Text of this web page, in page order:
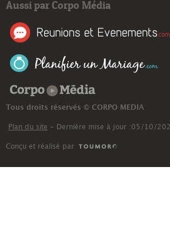
Aussi par Corpo Média
Tous droits réservés © CORPO MEDIA
Plan du site - Dernière mise à jour :05/10/
Conçu et réalisé par